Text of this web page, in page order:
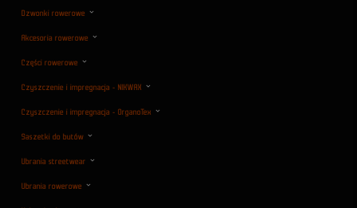
Dzwonki rowerowe
Akcesoria rowerowe
Części rowerowe
Czyszczenie i impregnacja - NIKWAX
Czyszczenie i impregnacja - OrganoTex
Saszetki do butów
Ubrania streetwear
Ubrania rowerowe